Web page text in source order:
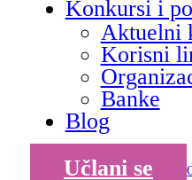
Konkursi i
Aktuelni
Korisni
Banke
Blog
Učlani se